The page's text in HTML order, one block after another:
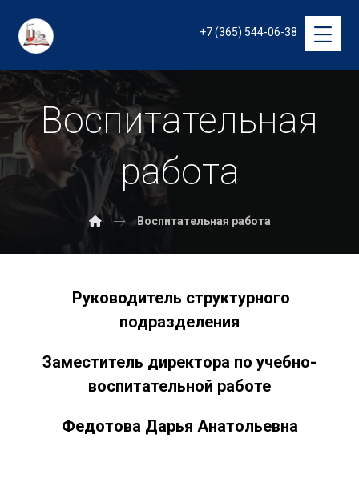
+7 (365) 544-06-38
Воспитательная
работа
Воспитательная работа
Руководитель структурного
подразделения
Заместитель директора по учебно-
воспитательной работе
Федотова Дарья Анатольевна